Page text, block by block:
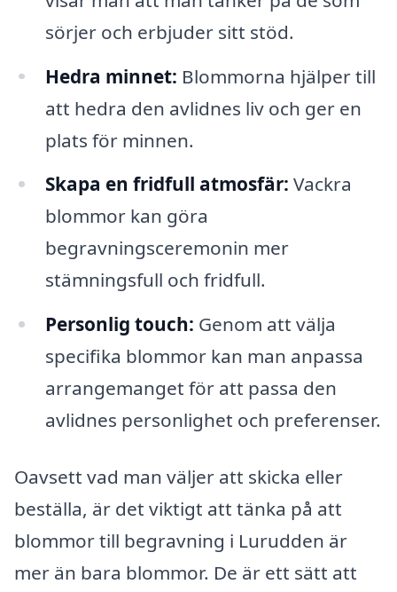
sörjer och erbjuder sitt stöd.
Hedra minnet: Blommorna hjälper till
att hedra den avlidnes liv och ger en
plats för minnen.
Skapa en fridfull atmosfär: Vackra
blommor kan göra
begravningsceremonin mer
stämningsfull och fridfull.
Personlig touch: Genom att välja
specifika blommor kan man anpassa
arrangemanget för att passa den
avlidnes personlighet och preferenser.
Oavsett vad man väljer att skicka eller
beställa, är det viktigt att tänka på att
blommor till begravning i Lurudden är
mer än bara blommor. De är ett sätt att